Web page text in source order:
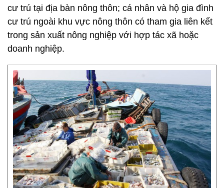
cư trú tại địa bàn nông thôn; cá nhân và hộ gia đình
cư trú ngoài khu vực nông thôn có tham gia liên kết
trong sản xuất nông nghiệp với hợp tác xã hoặc
doanh nghiệp.